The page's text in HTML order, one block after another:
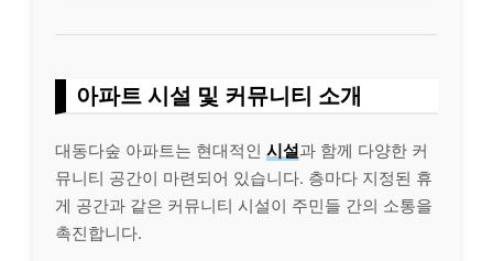
아파트 시설 및 커뮤니티 소개
대동다숲 아파트는 현대적인 시설과 함께 다양한 커
뮤니티 공간이 마련되어 있습니다. 층마다 지정된 휴
게 공간과 같은 커뮤니티 시설이 주민들 간의 소통을
촉진합니다.